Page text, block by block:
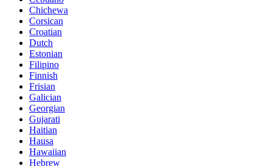
Chichewa
Corsican
Croatian
Dutch
Estonian
Filipino
Finnish
Frisian
Galician
Georgian
Gujarati
Haitian
Hausa
Hawaiian
Hebrew